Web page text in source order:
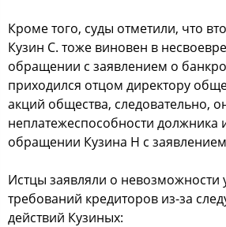
Кроме того, суды отметили, что
Кузин С. тоже виновен в
обращении с заявлением о
приходился отцом директору
акций общества, следовательно,
неплатежеспособности должника
обращении Кузина Н с
Истцы заявляли о невозможности
требований кредиторов из-за
действий Кузиных: